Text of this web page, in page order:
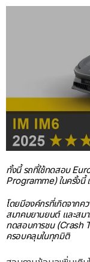
ทั้งนี้ รถที่ใช้ทดสอบ
Programme) ในครั้งนี้
โดยมีองค์กรที่เกิดจากค
สมาคมยานยนต์ และสมา
ทดสอบการชน (Crash
ครอบคลุมในทุกมิติ